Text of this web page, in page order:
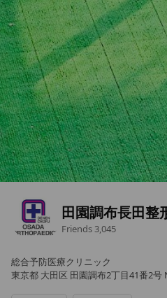
田園調布長田整
Friends 3,045
総合予防医療クリニック
東京都 大田区 田園調布2丁目41番2号